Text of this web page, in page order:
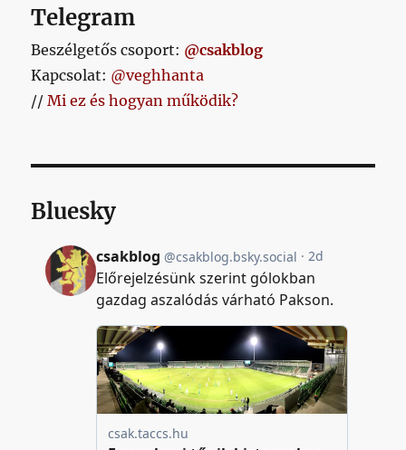
Telegram
Beszélgetős csoport: @csakblog
Kapcsolat: @veghhanta
//Mi ez és hogyan működik?
Bluesky